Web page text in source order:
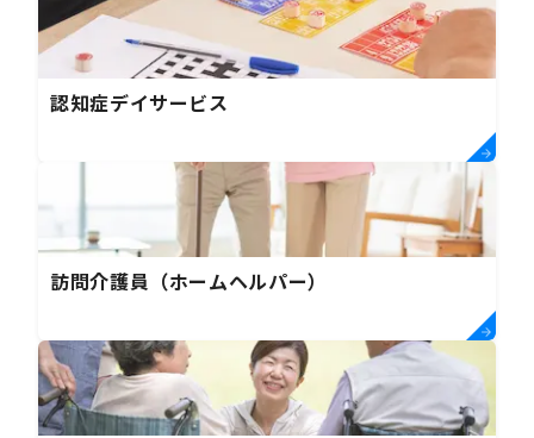
認知症デイサービス
訪問介護員（ホームヘルパー）